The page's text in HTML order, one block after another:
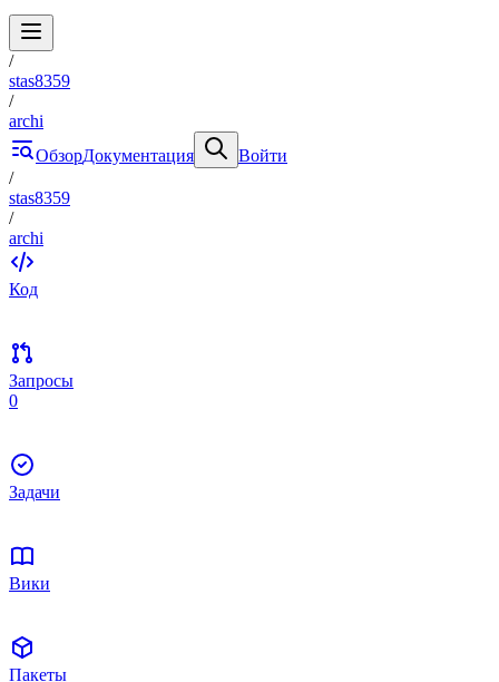
/
stas8359
/
archi
ОбзорДокументация
Войти
/
stas8359
/
archi
Код
Запросы
0
Задачи
Вики
Пакеты